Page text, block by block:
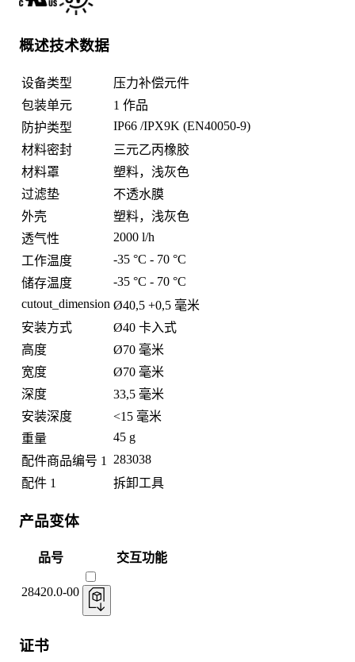
概述技术数据
设备类型
压力补偿元件
包装单元
1 作品
防护类型
IP66 /IPX9K (EN40050-9)
材料密封
三元乙丙橡胶
材料罩
塑料，浅灰色
过滤垫
不透水膜
外壳
塑料，浅灰色
透气性
2000 l/h
工作温度
-35 °C - 70 °C
储存温度
-35 °C - 70 °C
cutout_dimension Ø40,5 +0,5 毫米
安装方式
Ø40 卡入式
高度
Ø70 毫米
宽度
Ø70 毫米
深度
33,5 毫米
安装深度
<15 毫米
重量
45 g
配件商品编号 1
283038
配件 1
拆卸工具
产品变体
品号 交互功能
28420.0-00
证书